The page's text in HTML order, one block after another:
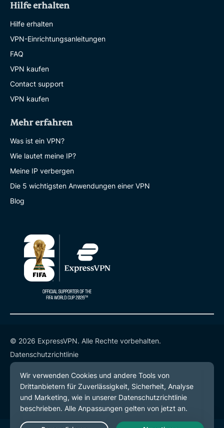
Hilfe erhalten
Hilfe erhalten
VPN-Einrichtungsanleitungen
FAQ
VPN kaufen
Contact support
VPN kaufen
Mehr erfahren
Was ist ein VPN?
Wie lautet meine IP?
Meine IP verbergen
Die 5 wichtigsten Anwendungen einer VPN
Blog
© 2026 ExpressVPN. Alle Rechte vorbehalten.
Datenschutzrichtlinie
Servicebedingungen
Cookie-Einstellungen